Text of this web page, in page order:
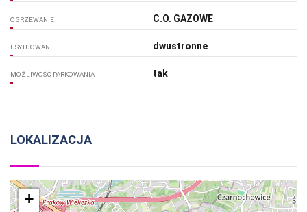
OGRZEWANIE C.O. GAZOWE
USYTUOWANIE dwustronne
MOŻLIWOŚĆ PARKOWANIA tak
LOKALIZACJA
+